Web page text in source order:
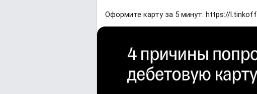
Оформите карту за 5 минут: https://